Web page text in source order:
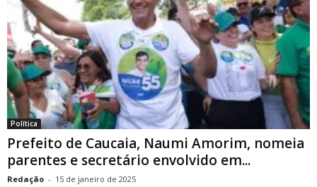
Política
Prefeito de Caucaia, Naumi Amorim, nomeia
parentes e secretário envolvido em...
Redação - 15 de janeiro de 2025